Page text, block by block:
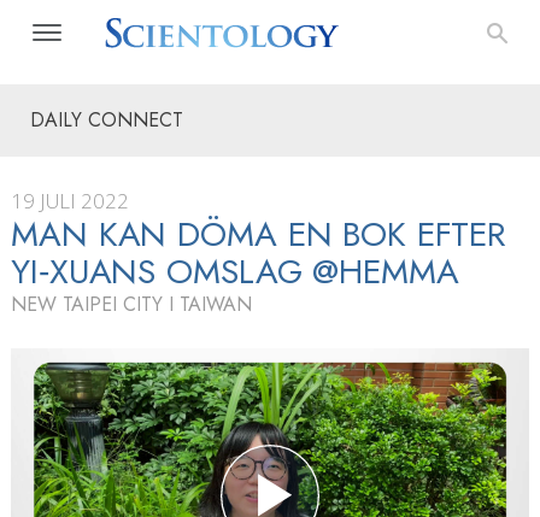
DAILY CONNECT
19 JULI 2022
MAN KAN DÖMA EN BOK EFTER
YI‑XUANS OMSLAG @HEMMA
NEW TAIPEI CITY I TAIWAN